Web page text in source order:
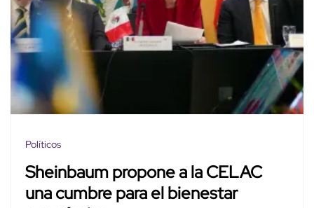
Políticos
Sheinbaum propone a la CELAC
una cumbre para el bienestar